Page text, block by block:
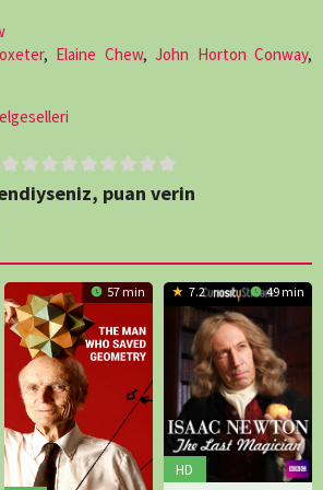
, Elaine Chew, John Horton Conway,
puan verin
57 min 7.2 49 min
HD